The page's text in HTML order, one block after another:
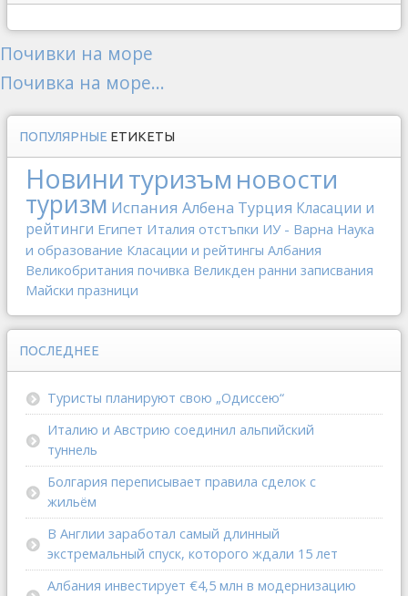
Почивки на море
Почивка на море...
ПОПУЛЯРНЫЕ ЕТИКЕТЫ
Новинитуризъм новости
туризм Испания Албена Турция Класации и
рейтинги Египет Италия отстъпки ИУ - Варна Наука
и образование Класации и рейтингы Албания
Великобритания почивка Великден ранни записвания
Майски празници
ПОСЛЕДНЕЕ
Туристы планируют свою „Одиссею“
Италию и Австрию соединил альпийский
туннель
Болгария переписывает правила сделок с
жильём
В Англии заработал самый длинный
экстремальный спуск, которого ждали 15 лет
Албания инвестирует €4,5 млн в модернизацию